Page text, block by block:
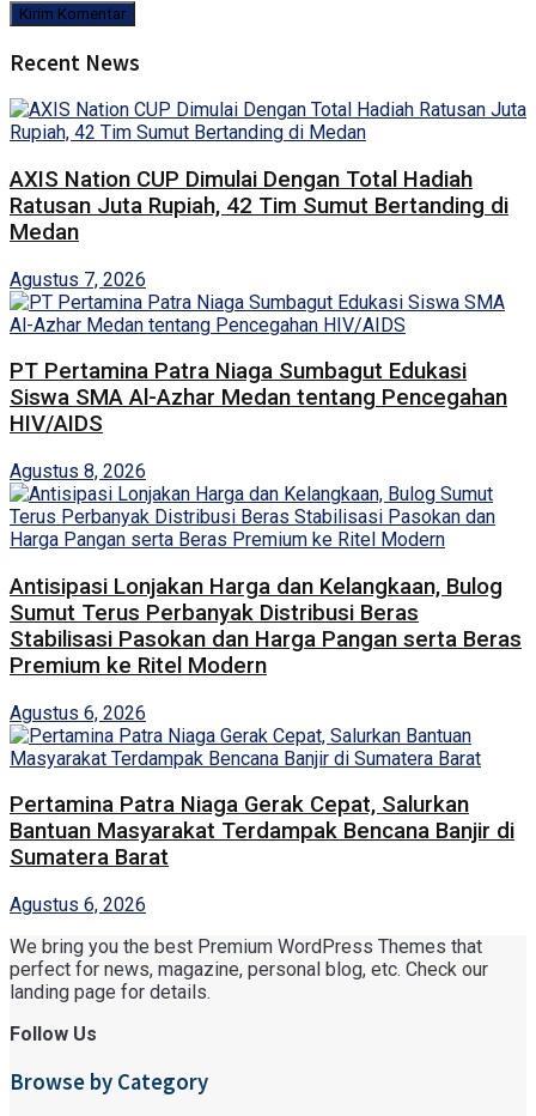
Recent News
AXIS Nation CUP Dimulai Dengan Total Hadiah
Ratusan Juta Rupiah, 42 Tim Sumut Bertanding di
Medan
Agustus 7, 2026
PT Pertamina Patra Niaga Sumbagut Edukasi
Siswa SMA Al-Azhar Medan tentang Pencegahan
HIV/AIDS
Agustus 8, 2026
Antisipasi Lonjakan Harga dan Kelangkaan, Bulog
Sumut Terus Perbanyak Distribusi Beras
Stabilisasi Pasokan dan Harga Pangan serta Beras
Premium ke Ritel Modern
Agustus 6, 2026
Pertamina Patra Niaga Gerak Cepat, Salurkan
Bantuan Masyarakat Terdampak Bencana Banjir di
Sumatera Barat
Agustus 6, 2026
We bring you the best Premium WordPress Themes that
perfect for news, magazine, personal blog, etc. Check our
landing page for details.
Follow Us
Browse by Category